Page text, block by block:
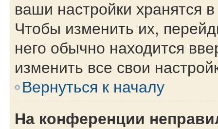
ваши настройки хранятся
Чтобы изменить их,
него обычно находится
изменить все свои
Вернуться к началу
На конференции